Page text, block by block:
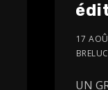
17
UN